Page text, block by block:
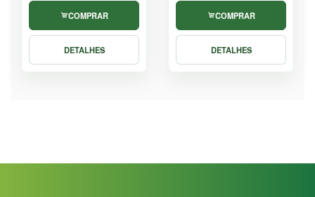
COMPRAR
DETALHES
COMPRAR
DETALHES